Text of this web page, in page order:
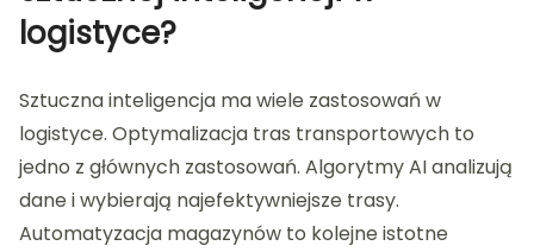
logistyce?
Sztuczna inteligencja ma wiele zastosowań w
logistyce. Optymalizacja tras transportowych to
jedno z głównych zastosowań. Algorytmy AI analizują
dane i wybierają najefektywniejsze trasy.
Automatyzacja magazynów to kolejne istotne